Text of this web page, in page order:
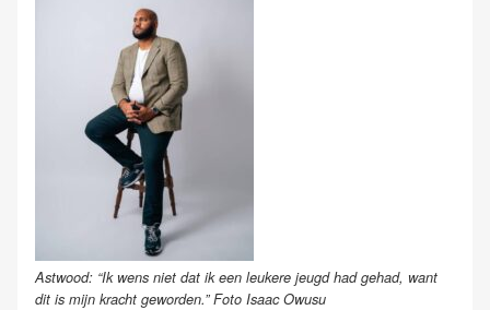
Astwood: “Ik wens niet dat ik een leukere jeugd had gehad, want
dit is mijn kracht geworden.” Foto Isaac Owusu